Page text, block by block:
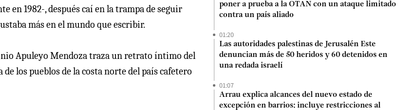
1982-, después caí en la trampa de seguir
más en el mundo que escribir.
Apuleyo Mendoza traza un retrato íntimo del
los pueblos de la costa norte del país cafetero
poner a prueba a la OTAN con un ataque limitado
contra un país aliado
01:20
Las autoridades palestinas de Jerusalén Este
denuncian más de 50 heridos y 60 detenidos en
una redada israelí
01:07
Arrau explica alcances del nuevo estado de
excepción en barrios: incluye restricciones al